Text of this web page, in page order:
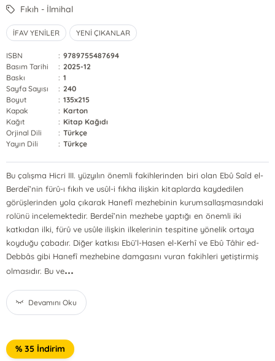
Fıkıh - İlmihal
İFAV YENİLER YENİ ÇIKANLAR
ISBN : 9789755487694
Basım Tarihi
: 2025-12
Baskı
: 1
Sayfa Sayısı
: 240
Boyut
: 135x215
Kapak
: Karton
Kağıt
: Kitap Kağıdı
Orjinal Dili
: Türkçe
Yayın Dili
: Türkçe
Bu çalışma Hicri III. yüzyılın önemli fakihlerinden biri olan Ebû Saîd el-
Berdeî’nin fürû-ı fıkıh ve usûl-i fıkha ilişkin kitaplarda kaydedilen
görüşlerinden yola çıkarak Hanefî mezhebinin kurumsallaşmasındaki
rolünü incelemektedir. Berdeî’nin mezhebe yaptığı en önemli iki
katkıdan ilki, fürû ve usûle ilişkin ilkelerinin tespitine yönelik ortaya
koyduğu çabadır. Diğer katkısı Ebü’l-Hasen el-Kerhî ve Ebû Tâhir ed-
Debbâs gibi Hanefî mezhebine damgasını vuran fakihleri yetiştirmiş
olmasıdır. Bu ve...
Devamını Oku
% 35 İndirim